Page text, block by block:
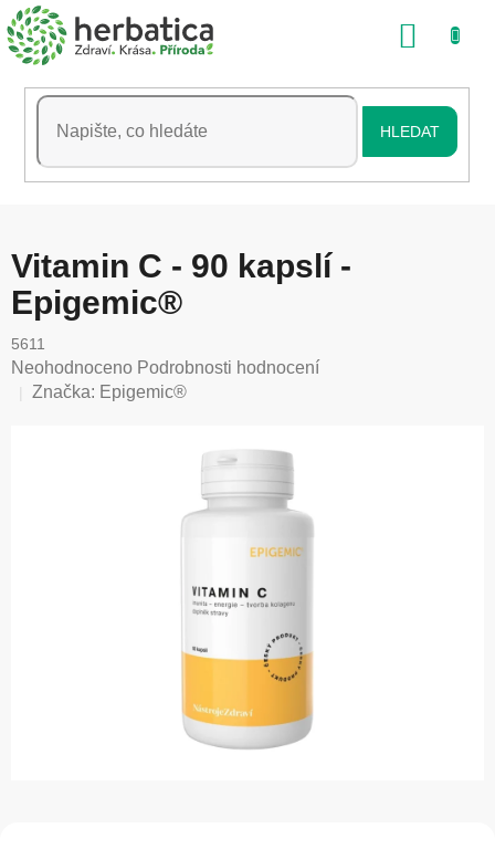
Přejít
na
obsah
HLEDAT
Vitamin C - 90 kapslí -
Epigemic®
5611
Průměrné
hodnocení
Neohodnoceno Podrobnosti hodnocení
Značka: Epigemic®